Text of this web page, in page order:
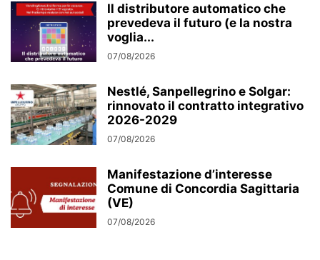
Il distributore automatico che
prevedeva il futuro (e la nostra
voglia...
07/08/2026
Nestlé, Sanpellegrino e Solgar:
rinnovato il contratto integrativo
2026-2029
07/08/2026
Manifestazione d’interesse
Comune di Concordia Sagittaria
(VE)
07/08/2026